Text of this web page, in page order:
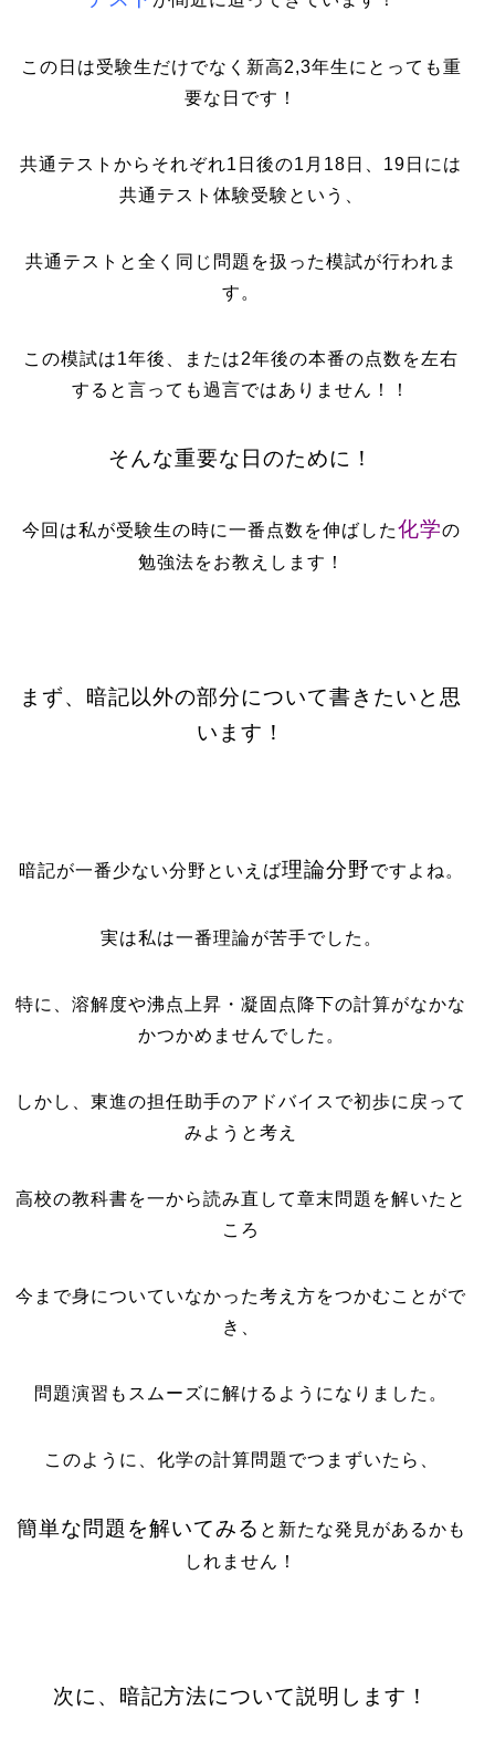
この日は受験生だけでなく新高2,3年生にとっても重
要な日です！
共通テストからそれぞれ1日後の1月18日、19日には
共通テスト体験受験という、
共通テストと全く同じ問題を扱った模試が行われま
す。
この模試は1年後、または2年後の本番の点数を左右
すると言っても過言ではありません！！
そんな重要な日のために！
今回は私が受験生の時に一番点数を伸ばした化学の
勉強法をお教えします！
まず、暗記以外の部分について書きたいと思
います！
暗記が一番少ない分野といえば理論分野ですよね。
実は私は一番理論が苦手でした。
特に、溶解度や沸点上昇・凝固点降下の計算がなかな
かつかめませんでした。
しかし、東進の担任助手のアドバイスで初歩に戻って
みようと考え
高校の教科書を一から読み直して章末問題を解いたと
ころ
今まで身についていなかった考え方をつかむことがで
き、
問題演習もスムーズに解けるようになりました。
このように、化学の計算問題でつまずいたら、
簡単な問題を解いてみる と新たな発見があるかも
しれません！
次に、暗記方法について説明します！